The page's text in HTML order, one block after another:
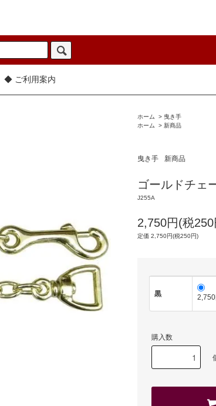
◆ ご利用案内
ホーム > 曳き手
ホーム
> 新商品
曳き手 新商品
ゴールドチェ
J255A
2,750円(税250
定価 2,750円(税250円)
黒
購入数